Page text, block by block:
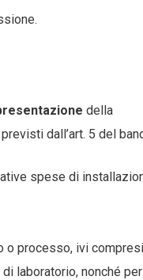
della
dall’art. 5 del
spese di
o processo, ivi compresi
laboratorio, nonché